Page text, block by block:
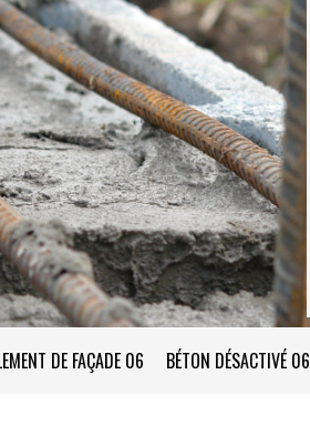
DE FAÇADE 06 BÉTON DÉSACTIVÉ 06